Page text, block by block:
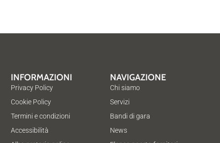
NAVIGAZIONE
Chi siamo
Servizi
Bandi di gara
News
INFORMAZIONI
Privacy Policy
Cookie Policy
Termini e condizioni
Accessibilità